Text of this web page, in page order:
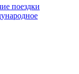
поездки